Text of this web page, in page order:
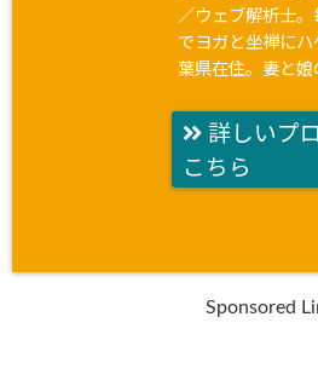
／ウェブ解析士
でヨガと坐禅にハ
葉県在住。妻と
詳しいプ
こちら
Sponsored